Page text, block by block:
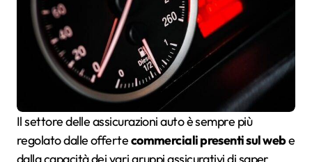
Il settore delle assicurazioni auto è sempre più
regolato dalle offertecommerciali presenti sul webe